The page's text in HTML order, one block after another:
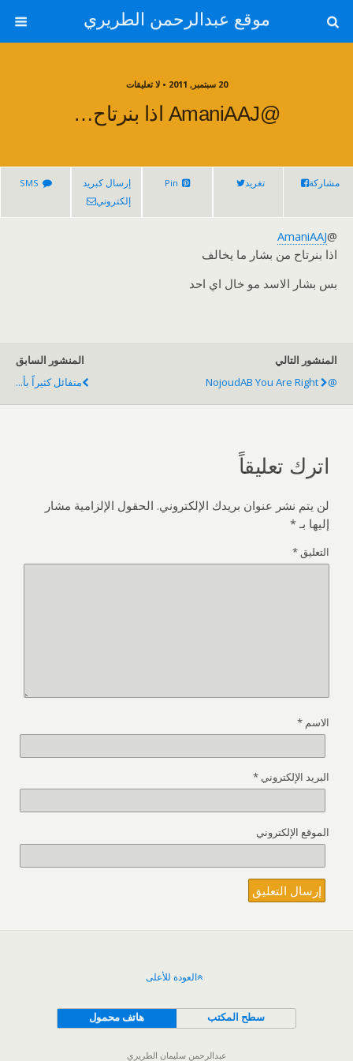
موقع عبدالرحمن الطريري
20 سبتمبر, 2011 • لا تعليقات
@AmaniAAJ اذا بنرتاح…
مشاركة تغريد Pin
إرسال كبريد
إلكتروني
SMS
@
AmaniAAJ
اذا بنرتاح من بشار ما يخالف
بس بشار الاسد مو خال اي احد
المنشور السابق
متفائل كثيراً بأ...
المنشور التالي
@NojoudAB You Are Right
اترك تعليقاً
لن يتم نشر عنوان بريدك الإلكتروني. الحقول الإلزامية مشار
إليها بـ *
التعليق*
الاسم *
البريد الإلكتروني *
الموقع الإلكتروني
العودة للأعلى
هاتف محمول سطح المكتب
عبدالرحمن سليمان الطريري